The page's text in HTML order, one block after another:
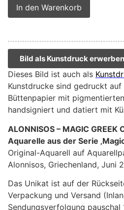
In den Warenkorb
Bild als Kunstdruck erwerben
Dieses Bild ist auch als
Kunstdrucke sind gedruckt
Büttenpapier mit
handsigniert und datiert mit
ALONNISOS – MAGIC GREEK
Aquarelle aus der Serie
Original-Aquarell auf
Alonnisos, Griechenland, Juni
Das Unikat ist auf der
Verpackung und Versand
Sendungsverfolgung